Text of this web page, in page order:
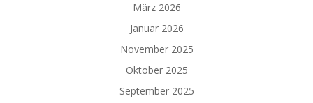
März 2026
Januar 2026
November 2025
Oktober 2025
September 2025